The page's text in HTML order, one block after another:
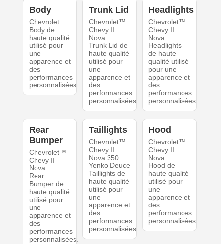
Body
Chevrolet
Body de
haute qualité
utilisé pour
une
apparence et
des
performances
personnalisées.
Trunk Lid
Chevrolet™
Chevy II
Nova
Trunk Lid de
haute qualité
utilisé pour
une
apparence et
des
performances
personnalisées.
Headlights
Chevrolet™
Chevy II
Nova
Headlights
de haute
qualité utilisé
pour une
apparence et
des
performances
personnalisées.
Rear
Bumper
Chevrolet™
Chevy II
Nova
Rear
Bumper de
haute qualité
utilisé pour
une
apparence et
des
performances
personnalisées.
Taillights
Chevrolet™
Chevy II
Nova 350
Yenko Deuce
Taillights de
haute qualité
utilisé pour
une
apparence et
des
performances
personnalisées.
Hood
Chevrolet™
Chevy II
Nova
Hood de
haute qualité
utilisé pour
une
apparence et
des
performances
personnalisées.